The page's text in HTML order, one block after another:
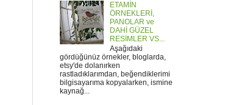
ETAMİN
ÖRNEKLERİ,
PANOLAR ve
DAHİ GÜZEL
RESİMLER VS...
Aşağıdaki
gördüğünüz örnekler, bloglarda,
etsy'de dolanırken
rastladıklarımdan, beğendiklerimi
bilgisayarıma kopyalarken, ismine
kaynağ...